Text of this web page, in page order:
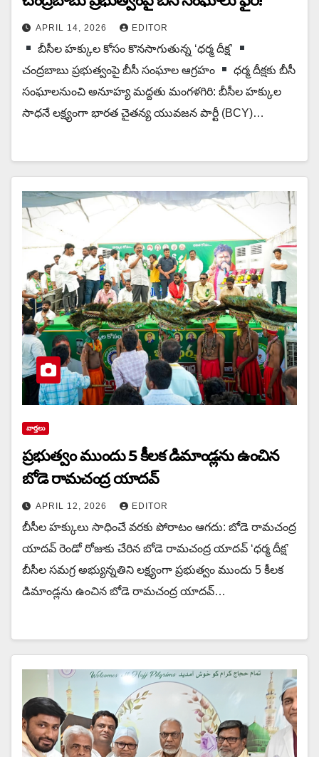
APRIL 14, 2026 EDITOR
బీసీల హక్కుల కోసం కొన‌సాగుతున్న‌ ‘ధర్మ దీక్ష’
చంద్రబాబు ప్రభుత్వంపై బీసీ సంఘాల ఆగ్రహం
ధర్మ దీక్షకు బీసీ
సంఘాలనుంచి అనూహ్య మద్దతు మంగళగిరి: బీసీల హక్కుల
సాధనే లక్ష్యంగా భారత చైతన్య యువజన పార్టీ (BCY)…
వార్త‌లు
ప్రభుత్వం ముందు 5 కీలక డిమాండ్లను ఉంచిన‌
బోడె రామచంద్ర యాదవ్
APRIL 12, 2026 EDITOR
బీసీల హక్కులు సాధించే వరకు పోరాటం ఆగదు: బోడె రామచంద్ర
యాదవ్ రెండో రోజుకు చేరిన బోడె రామచంద్ర యాదవ్ ‘ధర్మ దీక్ష’
బీసీల సమగ్ర అభ్యున్నతిని లక్ష్యంగా ప్రభుత్వం ముందు 5 కీలక
డిమాండ్లను ఉంచిన‌ బోడె రామచంద్ర యాదవ్…